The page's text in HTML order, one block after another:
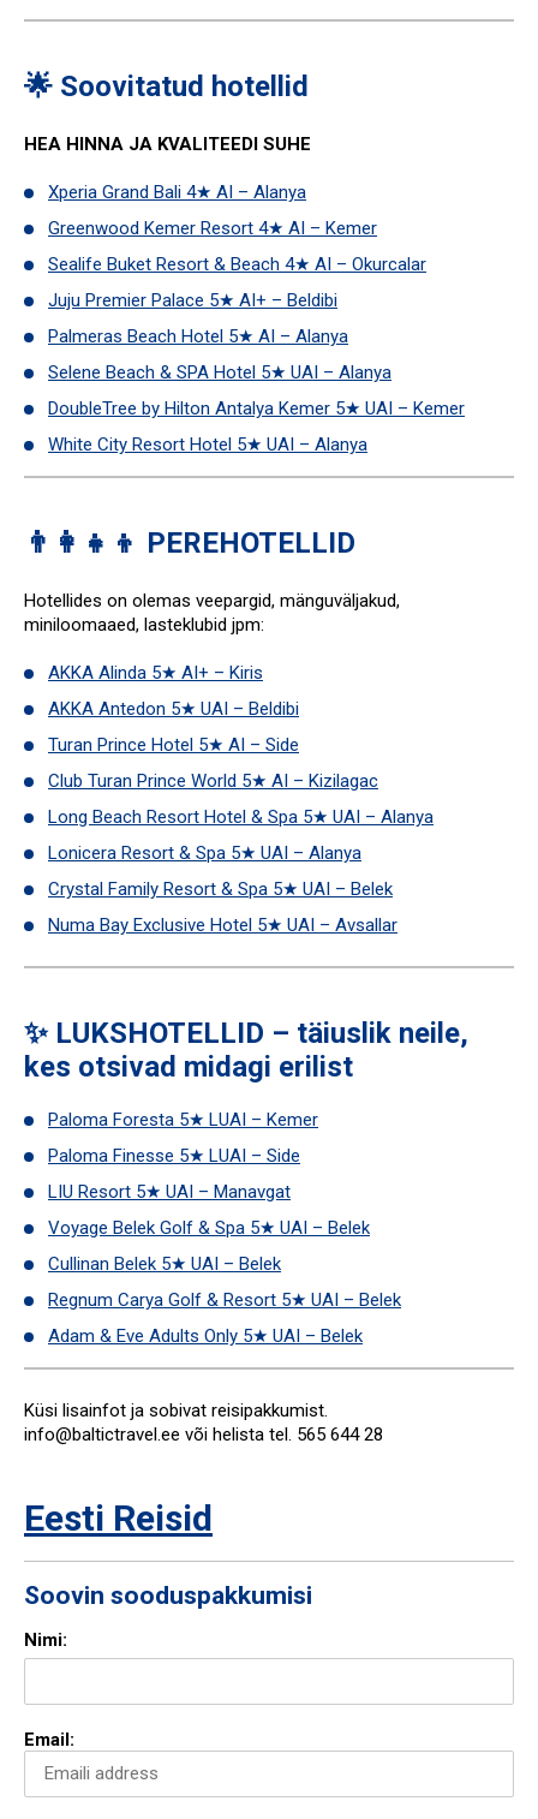
Eesti Reisid
Soovin sooduspakkumisi
Nimi:
Email:
🌟 Soovitatud hotellid
HEA HINNA JA KVALITEEDI SUHE
Xperia Grand Bali 4★ AI – Alanya
Greenwood Kemer Resort 4★ AI – Kemer
Sealife Buket Resort & Beach 4★ AI – Okurcalar
Juju Premier Palace 5★ AI+ – Beldibi
Palmeras Beach Hotel 5★ AI – Alanya
Selene Beach & SPA Hotel 5★ UAI – Alanya
DoubleTree by Hilton Antalya Kemer 5★ UAI – Kemer
White City Resort Hotel 5★ UAI – Alanya
👨‍👩‍👧‍👦 PEREHOTELLID
Hotellides on olemas veepargid, mänguväljakud,
miniloomaaed, lasteklubid jpm:
AKKA Alinda 5★ AI+ – Kiris
AKKA Antedon 5★ UAI – Beldibi
Turan Prince Hotel 5★ AI – Side
Club Turan Prince World 5★ AI – Kizilagac
Long Beach Resort Hotel & Spa 5★ UAI – Alanya
Lonicera Resort & Spa 5★ UAI – Alanya
Crystal Family Resort & Spa 5★ UAI – Belek
Numa Bay Exclusive Hotel 5★ UAI – Avsallar
✨ LUKSHOTELLID – täiuslik neile,
kes otsivad midagi erilist
Paloma Foresta 5★ LUAI – Kemer
Paloma Finesse 5★ LUAI – Side
LIU Resort 5★ UAI – Manavgat
Voyage Belek Golf & Spa 5★ UAI – Belek
Cullinan Belek 5★ UAI – Belek
Regnum Carya Golf & Resort 5★ UAI – Belek
Adam & Eve Adults Only 5★ UAI – Belek
Küsi lisainfot ja sobivat reisipakkumist.
info@baltictravel.ee või helista tel. 565 644 28